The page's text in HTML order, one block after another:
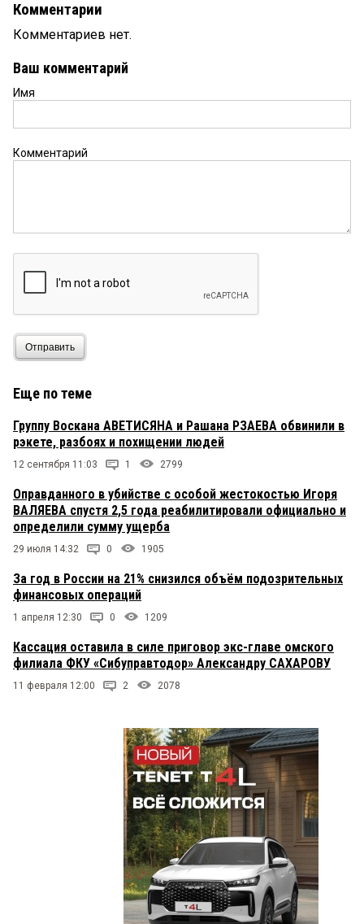
Комментарии
Комментариев нет.
Ваш комментарий
Имя
Комментарий
Отправить
Еще по теме
Группу Воскана АВЕТИСЯНА и Рашана РЗАЕВА обвинили в
рэкете, разбоях и похищении людей
12 сентября 11:03 1 2799
Оправданного в убийстве с особой жестокостью Игоря
ВАЛЯЕВА спустя 2,5 года реабилитировали официально и
определили сумму ущерба
29 июля 14:32 0 1905
За год в России на 21% снизился объём подозрительных
финансовых операций
1 апреля 12:30 0 1209
Кассация оставила в силе приговор экс-главе омского
филиала ФКУ «Сибуправтодор» Александру САХАРОВУ
11 февраля 12:00 2 2078